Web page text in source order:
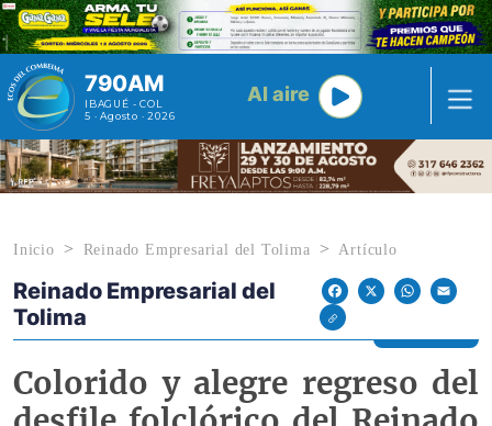
Pasar al contenido principal
790AM
IBAGUÉ - COL
5 · Agosto · 2026
Al aire
Inicio Reinado Empresarial del Tolima Artículo
Econoticias y Eventos
Reinado Empresarial del
Tolima
Facebook
X WhatsAppEmail
Colorido y alegre regreso del